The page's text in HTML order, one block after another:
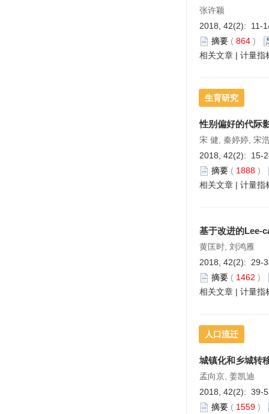
张许颖
2018, 42(2): 11-
摘要 ( 864 )
相关文章 | 计量指
生育研究
性别偏好的代际
宋 健, 秦婷婷, 宋
2018, 42(2): 15-
摘要 ( 1888 )
相关文章 | 计量指
基于改进的Lee-
黄匡时, 刘鸿雁
2018, 42(2): 29-
摘要 ( 1462 )
相关文章 | 计量指
人口流迁
城镇化和乡城转
孟向京, 姜凯迪
2018, 42(2): 39-
摘要 ( 1559 )